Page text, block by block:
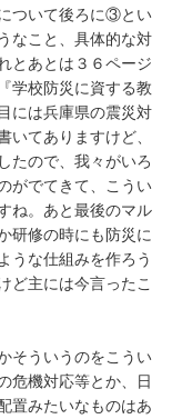
ついて後ろに③とい
なこと、具体的な対
とあとは３６ページ
学校防災に資する教
には兵庫県の震災対
いてありますけど、
たので、我々がいろ
がでてきて、こうい
ね。あと最後のマル
研修の時にも防災に
うな仕組みを作ろう
ど主には今言ったこ
そういうのをこうい
危機対応等とか、日
置みたいなものはあ